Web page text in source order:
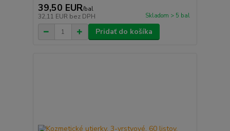
39,50 EUR/bal
32,11 EUR bez DPH Skladom > 5 bal
Pridať do košíka